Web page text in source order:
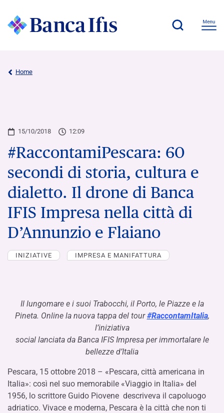
Home
15/10/2018 12:09
#RaccontamiPescara: 60
secondi di storia, cultura e
dialetto. Il drone di Banca
IFIS Impresa nella città di
D’Annunzio e Flaiano
INIZIATIVE IMPRESA E MANIFATTURA
Il lungomare e i suoi Trabocchi, il Porto, le Piazze e la
Pineta. Online la nuova tappa del tour#RaccontamItalia,
l’iniziativa
social lanciata da Banca IFIS Impresa per immortalare le
bellezze d’Italia
Pescara, 15 ottobre 2018 – «Pescara, città americana in
Italia»: così nel suo memorabile «Viaggio in Italia» del
1956, lo scrittore Guido Piovene descriveva il capoluogo
adriatico. Vivace e moderna, Pescara è la città che non ti